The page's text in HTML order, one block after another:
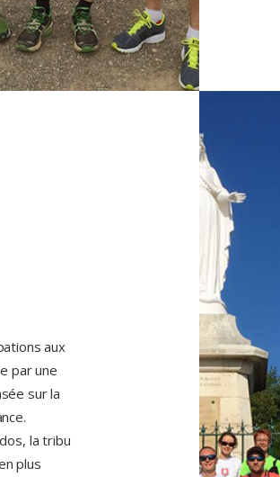
aux
par une
sur la
la tribu
plus